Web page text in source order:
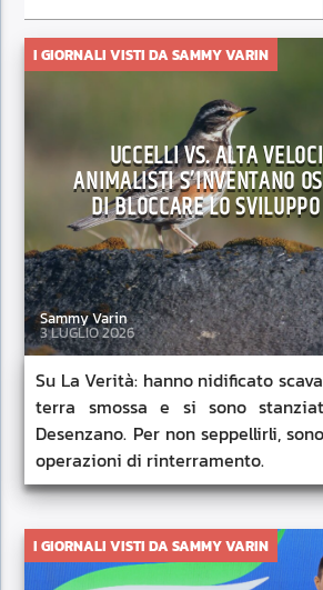
I GIORNALI VISTI DA SAMMY VARIN
UCCELLI VS. ALTA
ANIMALISTI S’INVENTANO
DI BLOCCARE LO
Sammy Varin
3 LUGLIO 2026
Su La Verità: hanno nidificato
terra smossa e si sono
Desenzano. Per non seppellirli,
operazioni di rinterramento.
I GIORNALI VISTI DA SAMMY VARIN